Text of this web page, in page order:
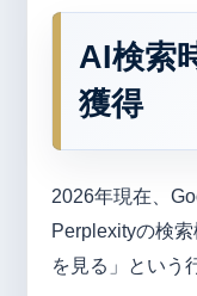
AI検索
獲得
2026年現在、
Perplexityの検
を見る」という